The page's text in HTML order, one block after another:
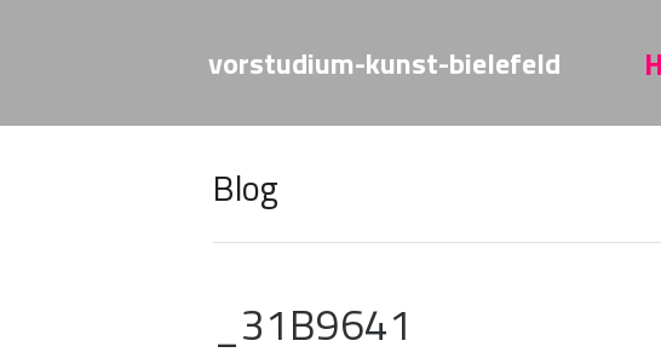
vorstudium-kunst-bielefeld
Blog
_31B9641